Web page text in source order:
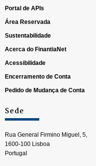
Portal de APIs
Área Reservada
Sustentabilidade
Acerca do FinantiaNet
Acessibilidade
Encerramento de Conta
Pedido de Mudança de Conta
Sede
Rua General Firmino Miguel, 5,
1600-100 Lisboa
Portugal